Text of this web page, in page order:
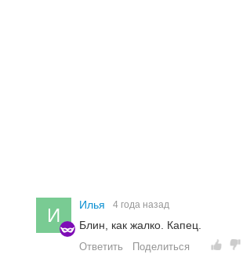
И Илья 4 года назад
Блин, как жалко. Капец.
Ответить Поделиться